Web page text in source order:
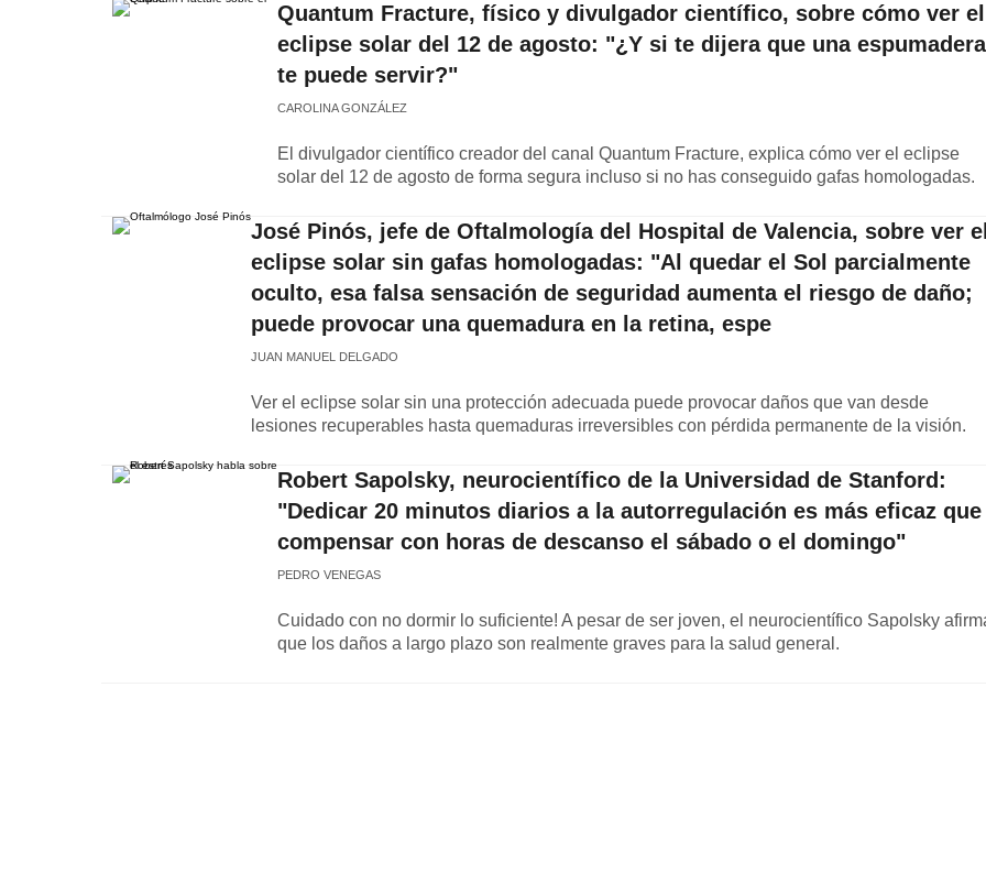
Quantum Fracture, físico y divulgador científico, sobre cómo ver el
eclipse solar del 12 de agosto: "¿Y si te dijera que una espumadera
te puede servir?"
CAROLINA GONZÁLEZ
El divulgador científico creador del canal Quantum Fracture, explica cómo ver el eclipse
solar del 12 de agosto de forma segura incluso si no has conseguido gafas homologadas.
José Pinós, jefe de Oftalmología del Hospital de Valencia, sobre ver
eclipse solar sin gafas homologadas: "Al quedar el Sol parcialmente
oculto, esa falsa sensación de seguridad aumenta el riesgo de daño;
puede provocar una quemadura en la retina, espe
JUAN MANUEL DELGADO
Ver el eclipse solar sin una protección adecuada puede provocar daños que van desde
lesiones recuperables hasta quemaduras irreversibles con pérdida permanente de la visión.
Robert Sapolsky, neurocientífico de la Universidad de Stanford:
"Dedicar 20 minutos diarios a la autorregulación es más eficaz que
compensar con horas de descanso el sábado o el domingo"
PEDRO VENEGAS
Cuidado con no dormir lo suficiente! A pesar de ser joven, el neurocientífico Sapolsky
que los daños a largo plazo son realmente graves para la salud general.